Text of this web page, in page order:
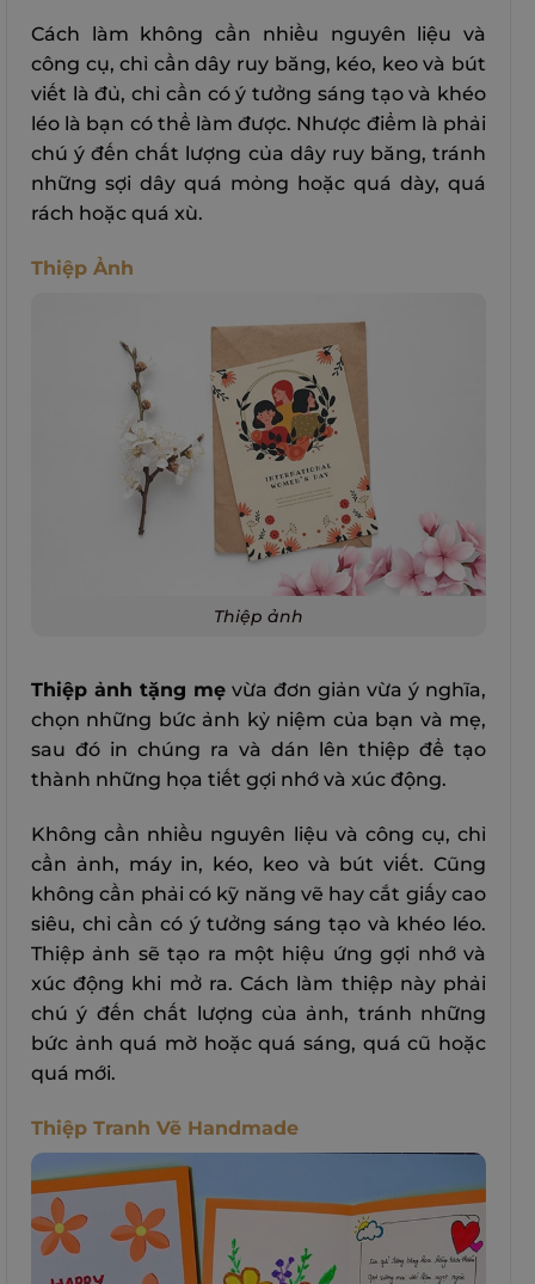
Cách làm không cần nhiều nguyên liệu và
công cụ, chỉ cần dây ruy băng, kéo, keo và bút
viết là đủ, chỉ cần có ý tưởng sáng tạo và khéo
léo là bạn có thể làm được. Nhược điểm là phải
chú ý đến chất lượng của dây ruy băng, tránh
những sợi dây quá mỏng hoặc quá dày, quá
rách hoặc quá xù.
Thiệp Ảnh
Thiệp ảnh
Thiệp ảnh tặng mẹ vừa đơn giản vừa ý nghĩa,
chọn những bức ảnh kỷ niệm của bạn và mẹ,
sau đó in chúng ra và dán lên thiệp để tạo
thành những họa tiết gợi nhớ và xúc động.
Không cần nhiều nguyên liệu và công cụ, chỉ
cần ảnh, máy in, kéo, keo và bút viết. Cũng
không cần phải có kỹ năng vẽ hay cắt giấy cao
siêu, chỉ cần có ý tưởng sáng tạo và khéo léo.
Thiệp ảnh sẽ tạo ra một hiệu ứng gợi nhớ và
xúc động khi mở ra. Cách làm thiệp này phải
chú ý đến chất lượng của ảnh, tránh những
bức ảnh quá mờ hoặc quá sáng, quá cũ hoặc
quá mới.
Thiệp Tranh Vẽ Handmade